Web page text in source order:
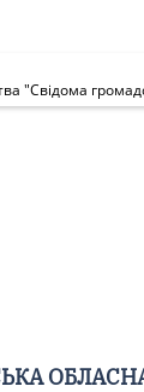
"Свідома